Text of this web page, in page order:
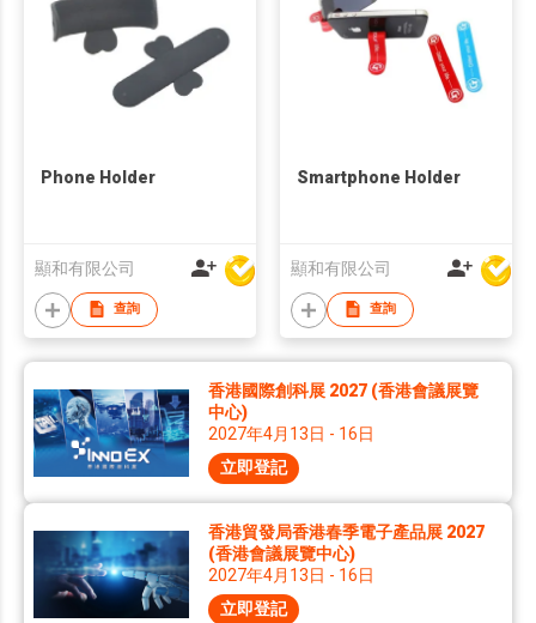
Phone Holder
顯和有限公司
查詢
Smartphone Holder
顯和有限公司
查詢
香港國際創科展 2027 (香港會議展覽
中心)
2027年4月13日 - 16日
立即登記
香港貿發局香港春季電子產品展 2027
(香港會議展覽中心)
2027年4月13日 - 16日
立即登記